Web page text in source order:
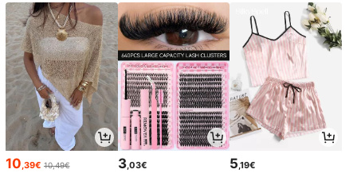
10,39€ 10,49€ 3,03€ 5,19€